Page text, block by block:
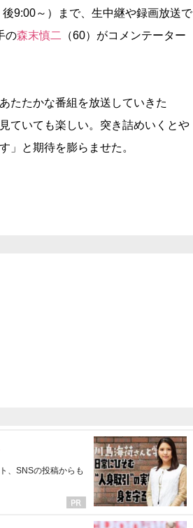
9:00～）まで、生中継や録画放送で
の森末慎二
（60）がコメンテーター
たたかな番組を放送していきた
見ていても楽しい。突き詰めいくと
」と期待を膨らませた。
、SNSの投稿からも